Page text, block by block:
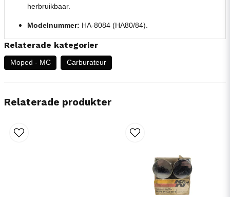
herbruikbaar.
Modelnummer: HA-8084 (HA80/84).
Relaterade kategorier
Moped - MC Carburateur
Relaterade produkter